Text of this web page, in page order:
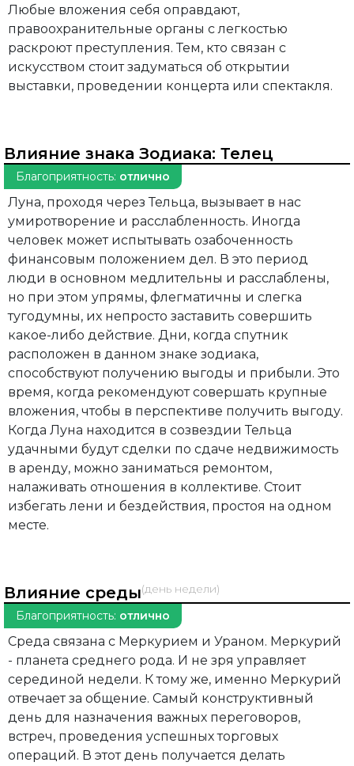
Любые вложения себя оправдают,
правоохранительные органы с легкостью
раскроют преступления. Тем, кто связан с
искусством стоит задуматься об открытии
выставки, проведении концерта или спектакля.
Влияние знака Зодиака: Телец
Благоприятность: отлично
Луна, проходя через Тельца, вызывает в нас
умиротворение и расслабленность. Иногда
человек может испытывать озабоченность
финансовым положением дел. В это период
люди в основном медлительны и расслаблены,
но при этом упрямы, флегматичны и слегка
тугодумны, их непросто заставить совершить
какое-либо действие. Дни, когда спутник
расположен в данном знаке зодиака,
способствуют получению выгоды и прибыли. Это
время, когда рекомендуют совершать крупные
вложения, чтобы в перспективе получить выгоду.
Когда Луна находится в созвездии Тельца
удачными будут сделки по сдаче недвижимость
в аренду, можно заниматься ремонтом,
налаживать отношения в коллективе. Стоит
избегать лени и бездействия, простоя на одном
месте.
Влияние среды(день недели)
Благоприятность: отлично
Среда связана с Меркурием и Ураном. Меркурий
- планета среднего рода. И не зря управляет
серединой недели. К тому же, именно Меркурий
отвечает за общение. Самый конструктивный
день для назначения важных переговоров,
встреч, проведения успешных торговых
операций. В этот день получается делать